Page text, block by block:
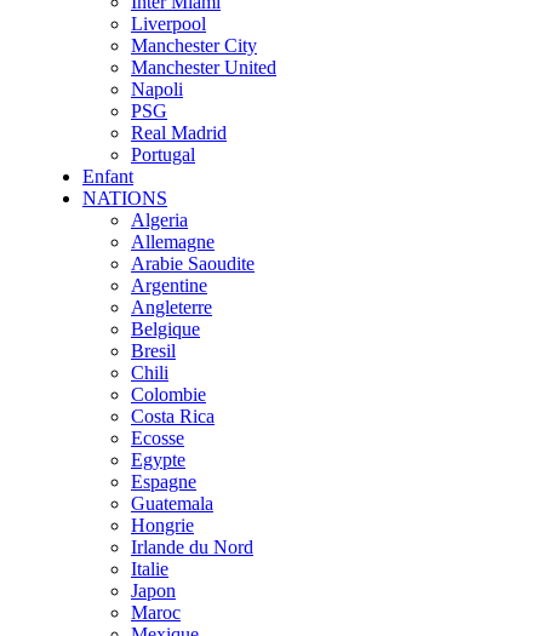
Liverpool
Manchester City
Manchester United
Napoli
PSG
Real Madrid
Portugal
Enfant
NATIONS
Algeria
Allemagne
Arabie Saoudite
Argentine
Angleterre
Belgique
Bresil
Chili
Colombie
Costa Rica
Ecosse
Egypte
Espagne
Guatemala
Hongrie
Irlande du Nord
Italie
Japon
Maroc